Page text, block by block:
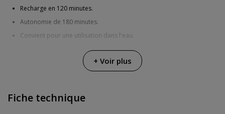
Recharge en 120 minutes.
Autonomie de 180 minutes.
Convient pour une utilisation dans l'eau.
Dimensions : 14,8 cm x 4,8 cm x 3,5 cm.
+ Voir plus
Fiche technique